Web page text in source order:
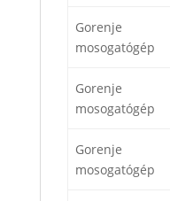
Gorenje
mosogatógép
Gorenje
mosogatógép
Gorenje
mosogatógép